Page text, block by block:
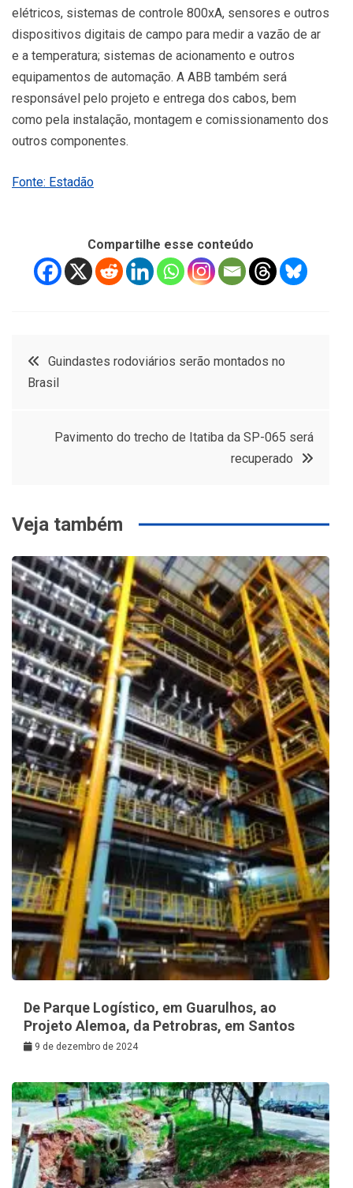
elétricos, sistemas de controle 800xA, sensores e outros
dispositivos digitais de campo para medir a vazão de ar
e a temperatura; sistemas de acionamento e outros
equipamentos de automação. A ABB também será
responsável pelo projeto e entrega dos cabos, bem
como pela instalação, montagem e comissionamento dos
outros componentes.
Fonte: Estadão
Compartilhe esse conteúdo
Navegação
Post
Guindastes rodoviários serão montados no
Brasil
Pavimento do trecho de Itatiba da SP-065 será
recuperado
Veja também
De Parque Logístico, em Guarulhos, ao
Projeto Alemoa, da Petrobras, em Santos
9 de dezembro de 2024